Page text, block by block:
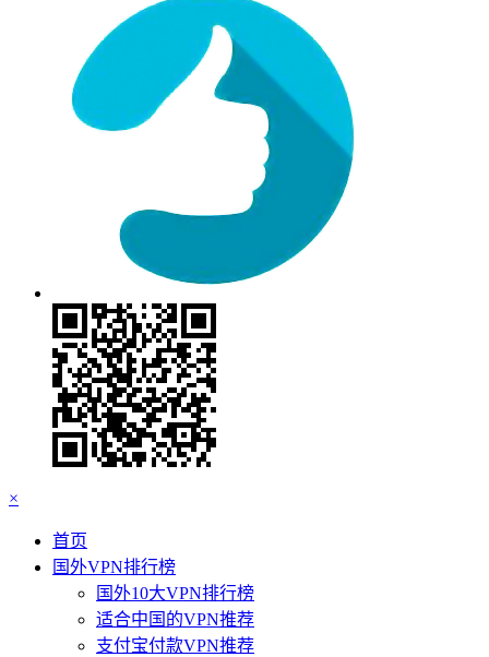
×
首页
国外VPN排行榜
国外10大VPN排行榜
适合中国的VPN推荐
支付宝付款VPN推荐